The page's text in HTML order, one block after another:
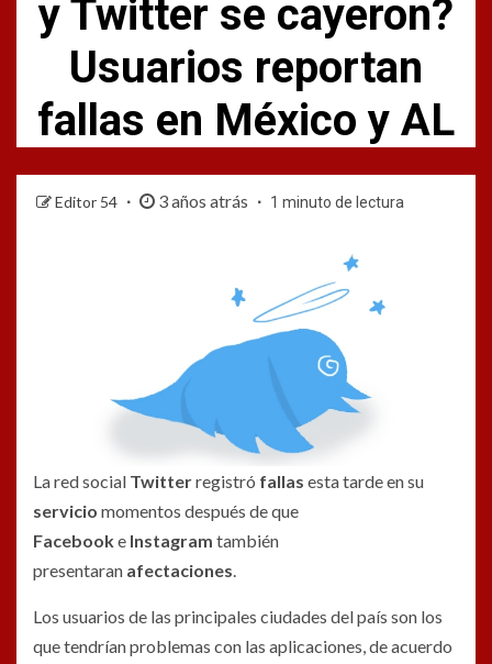
y Twitter se cayeron?
Usuarios reportan
fallas en México y AL
Editor 54 3 años atrás 1 minuto de lectura
La red social Twitterregistró fallas esta tarde en su
servicio momentos después de que
Facebooke Instagram también
presentaran afectaciones.
Los usuarios de las principales ciudades del país son los
que tendrían problemas con las aplicaciones, de acuerdo